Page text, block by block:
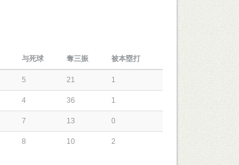
与死球 奪三振 被本塁打
5 21 1
4 36 1
7 13 0
8 10 2